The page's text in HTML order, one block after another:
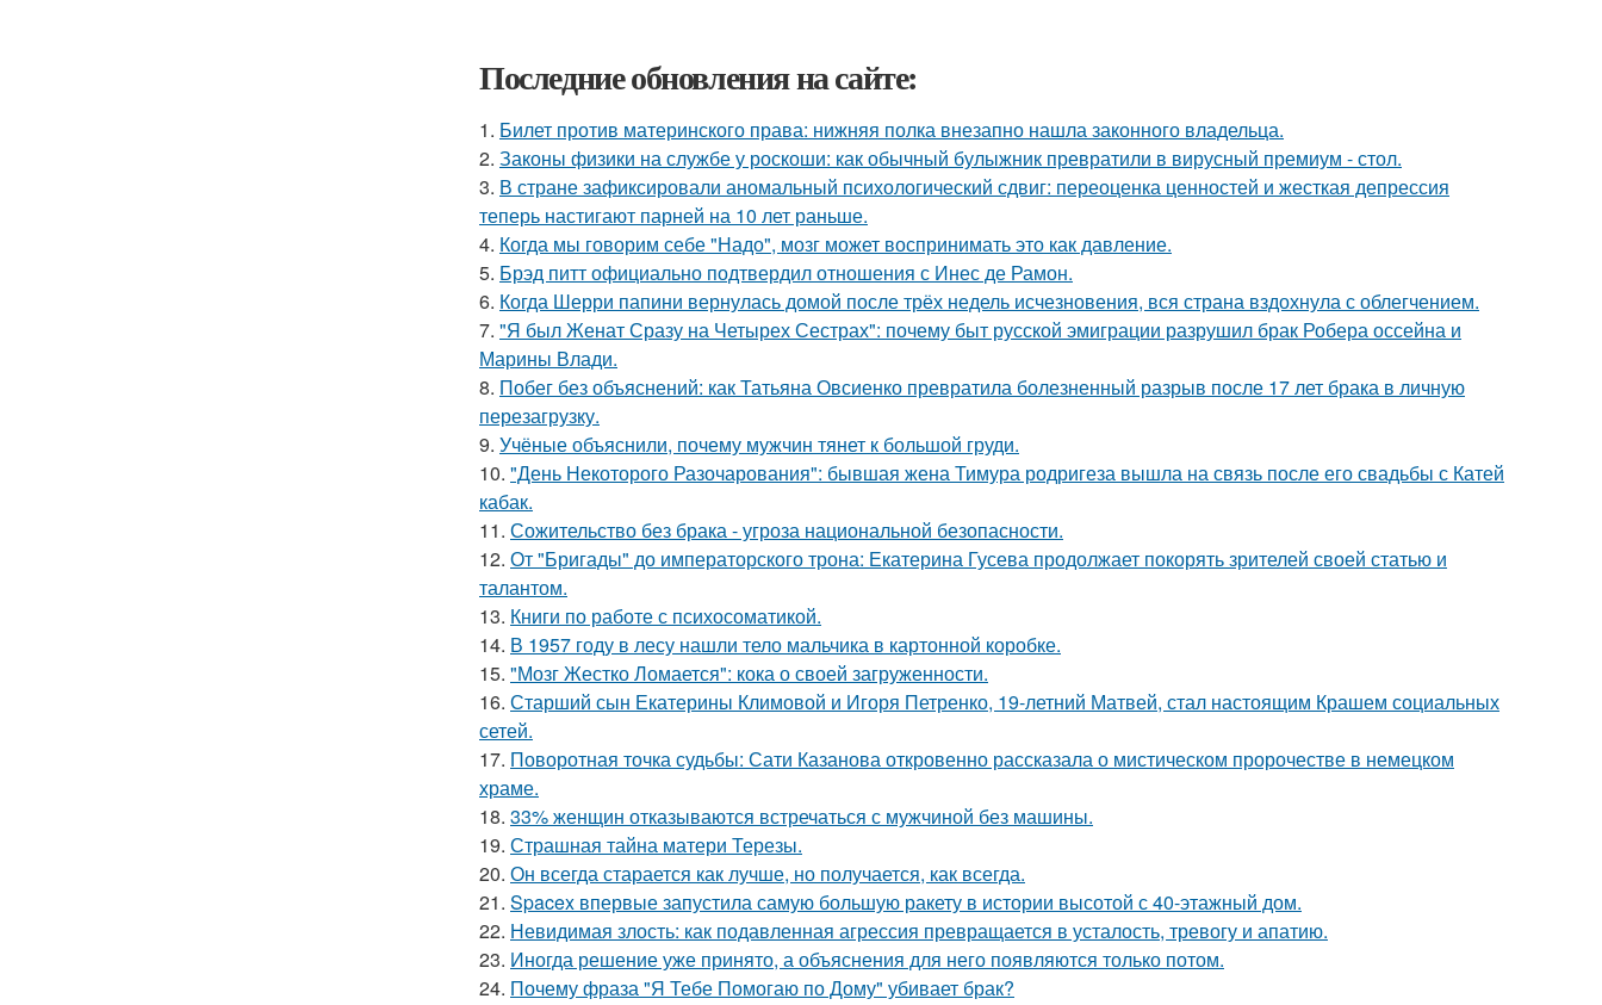
Последние обновления на сайте:
1. Билет против материнского права: нижняя полка внезапно нашла законного владельца.
2. Законы физики на службе у роскоши: как обычный булыжник превратили в вирусный премиум - стол.
3. В стране зафиксировали аномальный психологический сдвиг: переоценка ценностей и жесткая депрессия
теперь настигают парней на 10 лет раньше.
4. Когда мы говорим себе "Надо", мозг может воспринимать это как давление.
5. Брэд питт официально подтвердил отношения с Инес де Рамон.
6. Когда Шерри папини вернулась домой после трёх недель исчезновения, вся страна вздохнула с облегчением.
7. "Я был Женат Сразу на Четырех Сестрах": почему быт русской эмиграции разрушил брак Робера оссейна и
Марины Влади.
8. Побег без объяснений: как Татьяна Овсиенко превратила болезненный разрыв после 17 лет брака в личную
перезагрузку.
9. Учёные объяснили, почему мужчин тянет к большой груди.
10. "День Некоторого Разочарования": бывшая жена Тимура родригеза вышла на связь после его свадьбы с Катей
кабак.
11. Сожительство без брака - угроза национальной безопасности.
12. От "Бригады" до императорского трона: Екатерина Гусева продолжает покорять зрителей своей статью и
талантом.
13. Книги по работе с психосоматикой.
14. В 1957 году в лесу нашли тело мальчика в картонной коробке.
15. "Мозг Жестко Ломается": кока о своей загруженности.
16. Старший сын Екатерины Климовой и Игоря Петренко, 19-летний Матвей, стал настоящим Крашем социальных
сетей.
17. Поворотная точка судьбы: Сати Казанова откровенно рассказала о мистическом пророчестве в немецком
храме.
18. 33% женщин отказываются встречаться с мужчиной без машины.
19. Страшная тайна матери Терезы.
20. Он всегда старается как лучше, но получается, как всегда.
21. Spacex впервые запустила самую большую ракету в истории высотой с 40-этажный дом.
22. Невидимая злость: как подавленная агрессия превращается в усталость, тревогу и апатию.
23. Иногда решение уже принято, а объяснения для него появляются только потом.
24. Почему фраза "Я Тебе Помогаю по Дому" убивает брак?